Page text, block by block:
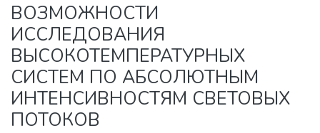
Statistics
ВОЗМОЖНОСТИ
ИССЛЕДОВАНИЯ
ВЫСОКОТЕМПЕРАТУРНЫХ
СИСТЕМ ПО АБСОЛЮТНЫМ
ИНТЕНСИВНОСТЯМ СВЕТОВЫХ
ПОТОКОВ